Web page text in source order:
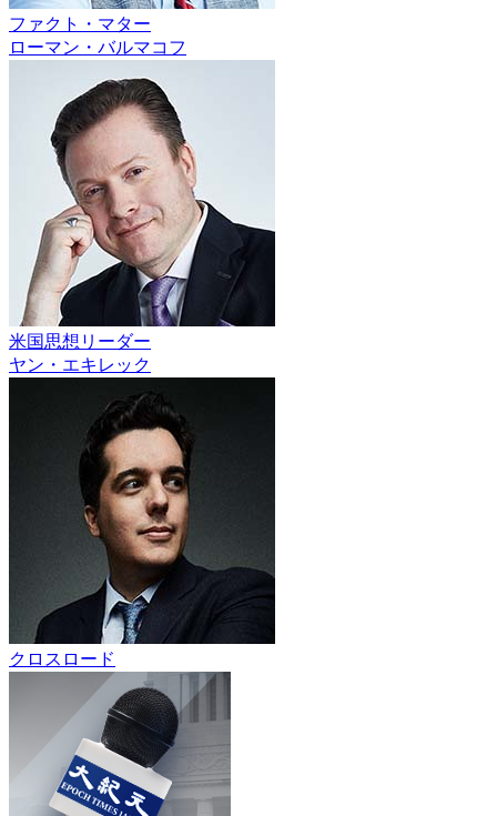
ファクト・マター
ローマン・バルマコフ
米国思想リーダー
ヤン・エキレック
クロスロード